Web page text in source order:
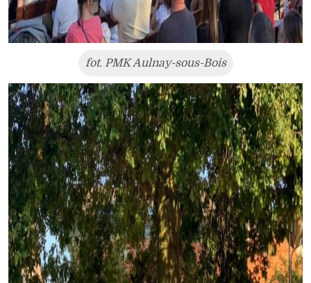
fot. PMK Aulnay-sous-Bois